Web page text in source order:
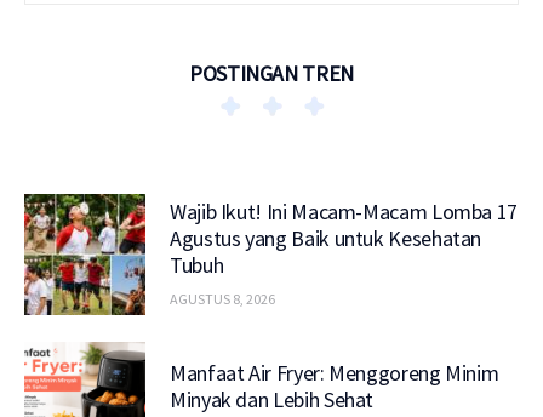
POSTINGAN TREN
Wajib Ikut! Ini Macam-Macam Lomba 17
Agustus yang Baik untuk Kesehatan
Tubuh
AGUSTUS 8, 2026
Manfaat Air Fryer: Menggoreng Minim
Minyak dan Lebih Sehat